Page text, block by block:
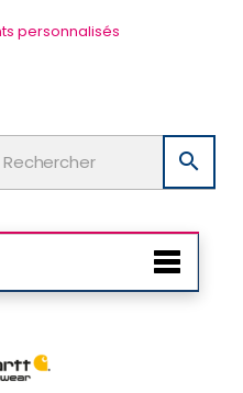
personnalisés
